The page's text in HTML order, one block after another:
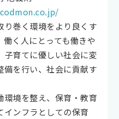
巻く環境をより良くす
く人にとっても働きや
子育てに優しい社会に変
備を行い、社会に貢献す
境を整え、保育・教育
インフラとしての保育